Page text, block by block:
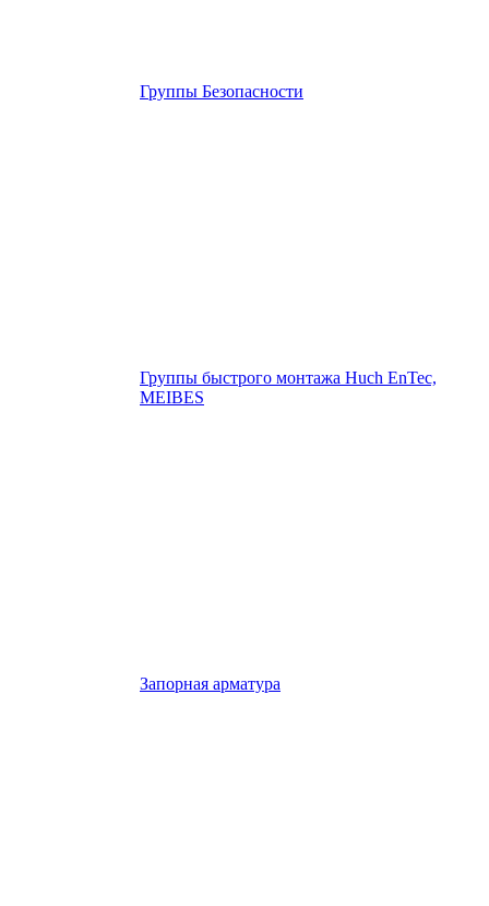
Группы Безопасности
Группы быстрого монтажа Huch EnTec,
MEIBES
Запорная арматура